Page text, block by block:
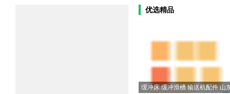
优选精品